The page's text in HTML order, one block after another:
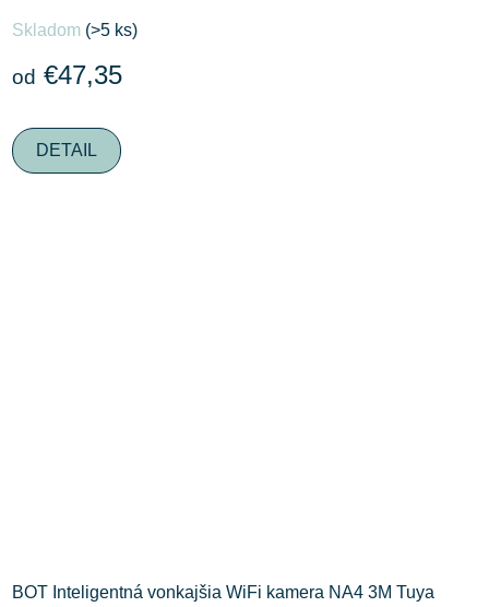
hodnotenie
produktu
5,0
z
Skladom (>5 ks)
od €47,35
DETAIL
BOT Inteligentná vonkajšia WiFi kamera NA4 3M Tuya